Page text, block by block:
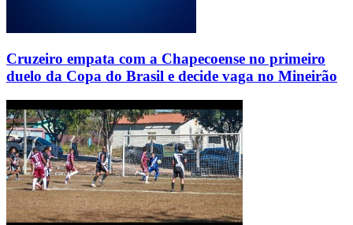
Cruzeiro empata com a Chapecoense no primeiro
duelo da Copa do Brasil e decide vaga no Mineirão